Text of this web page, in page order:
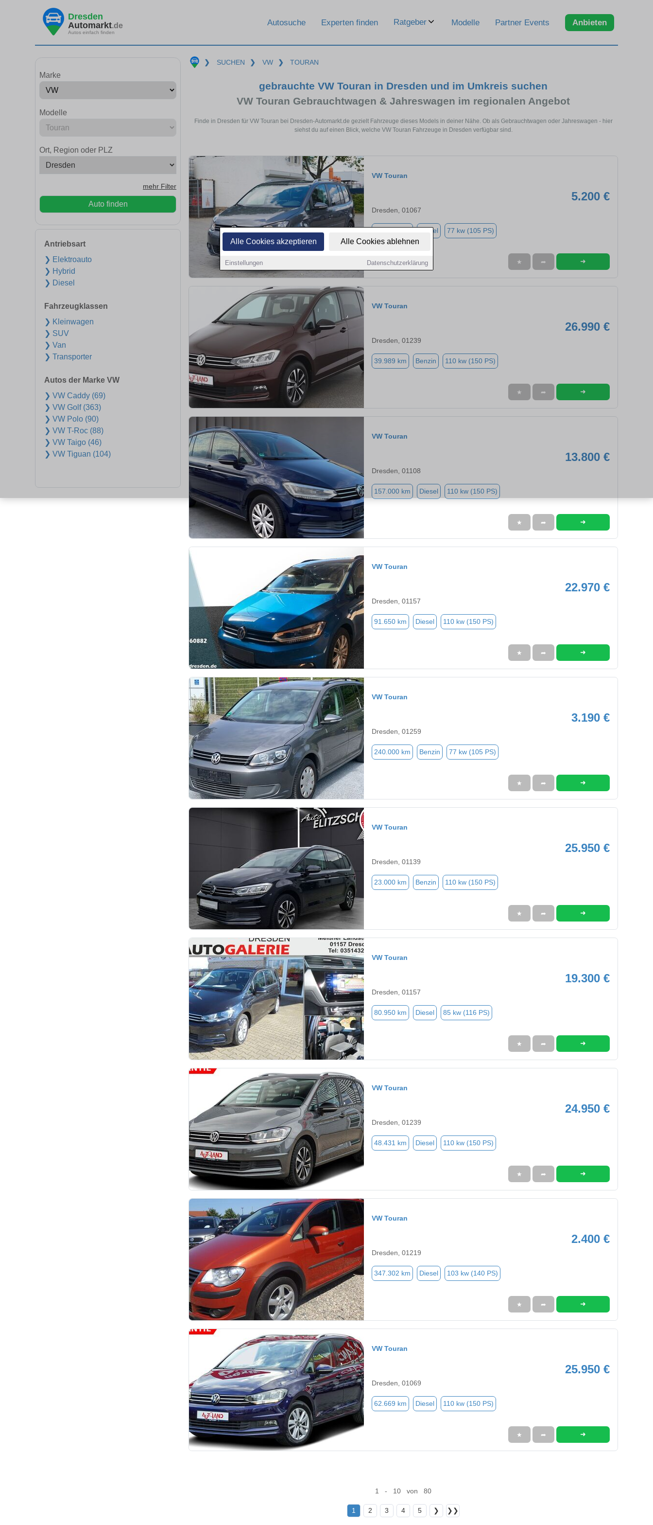
Alle Cookies akzeptieren Alle Cookies ablehnen
Einstellungen Datenschutzerklärung
Dresden
Automarkt.de
Autos einfach finden
Autosuche Experten finden Ratgeber Modelle Partner Events Anbieten
Marke
Modelle
Ort, Region oder PLZ
mehr Filter
Auto finden
Antriebsart
❯ Elektroauto
❯ Hybrid
❯ Diesel
Fahrzeugklassen
❯ Kleinwagen
❯ SUV
❯ Van
❯ Transporter
Autos der Marke VW
❯ VW Caddy (69)
❯ VW Golf (363)
❯ VW Polo (90)
❯ VW T-Roc (88)
❯ VW Taigo (46)
❯ VW Tiguan (104)
❯ SUCHEN ❯ VW ❯ TOURAN
gebrauchte VW Touran in Dresden und im Umkreis suchen
VW Touran Gebrauchtwagen & Jahreswagen im regionalen Angebot
Finde in Dresden für VW Touran bei Dresden-Automarkt.de gezielt Fahrzeuge dieses Models in deiner Nähe. Ob als Gebrauchtwagen oder Jahreswagen - hier
siehst du auf einen Blick, welche VW Touran Fahrzeuge in Dresden verfügbar sind.
VW Touran
5.200 €
Dresden, 01067
Diesel 77 kw (105 PS)
★ ➦ ➜
VW Touran
26.990 €
Dresden, 01239
39.989 km Benzin 110 kw (150 PS)
★ ➦ ➜
VW Touran
13.800 €
Dresden, 01108
157.000 km Diesel 110 kw (150 PS)
★ ➦ ➜
VW Touran
22.970 €
Dresden, 01157
91.650 km Diesel 110 kw (150 PS)
★ ➦ ➜
VW Touran
3.190 €
Dresden, 01259
240.000 km Benzin 77 kw (105 PS)
★ ➦ ➜
VW Touran
25.950 €
Dresden, 01139
23.000 km Benzin 110 kw (150 PS)
★ ➦ ➜
VW Touran
19.300 €
Dresden, 01157
80.950 km Diesel 85 kw (116 PS)
★ ➦ ➜
VW Touran
24.950 €
Dresden, 01239
48.431 km Diesel 110 kw (150 PS)
★ ➦ ➜
VW Touran
2.400 €
Dresden, 01219
347.302 km Diesel 103 kw (140 PS)
★ ➦ ➜
VW Touran
25.950 €
Dresden, 01069
62.669 km Diesel 110 kw (150 PS)
★ ➦ ➜
1 - 10 von 80
1 2 3 4 5 ❯ ❯❯